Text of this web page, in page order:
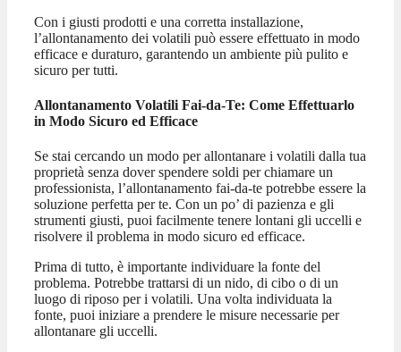
Con i giusti prodotti e una corretta installazione,
l’allontanamento dei volatili può essere effettuato in modo
efficace e duraturo, garantendo un ambiente più pulito e
sicuro per tutti.
Allontanamento Volatili Fai-da-Te: Come Effettuarlo
in Modo Sicuro ed Efficace
Se stai cercando un modo per allontanare i volatili dalla tua
proprietà senza dover spendere soldi per chiamare un
professionista, l’allontanamento fai-da-te potrebbe essere la
soluzione perfetta per te. Con un po’ di pazienza e gli
strumenti giusti, puoi facilmente tenere lontani gli uccelli e
risolvere il problema in modo sicuro ed efficace.
Prima di tutto, è importante individuare la fonte del
problema. Potrebbe trattarsi di un nido, di cibo o di un
luogo di riposo per i volatili. Una volta individuata la
fonte, puoi iniziare a prendere le misure necessarie per
allontanare gli uccelli.